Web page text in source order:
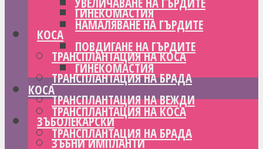
ГИНЕКОМАСТИЯ
КОСА
ТРАНСПЛАНТАЦИЯ НА КОСА
ТРАНСПЛАНТАЦИЯ НА БРАДА
ТРАНСПЛАНТАЦИЯ НА ВЕЖДИ
ЗЪБОЛЕКАРСКИ
ЗЪБНИ ИМПЛАНТИ
НАМАЛЯВАНЕ НА ГЪРДИТЕ
ПОВДИГАНЕ НА ГЪРДИТЕ
ГИНЕКОМАСТИЯ
КОСА
ТРАНСПЛАНТАЦИЯ НА КОСА
ТРАНСПЛАНТАЦИЯ НА БРАДА